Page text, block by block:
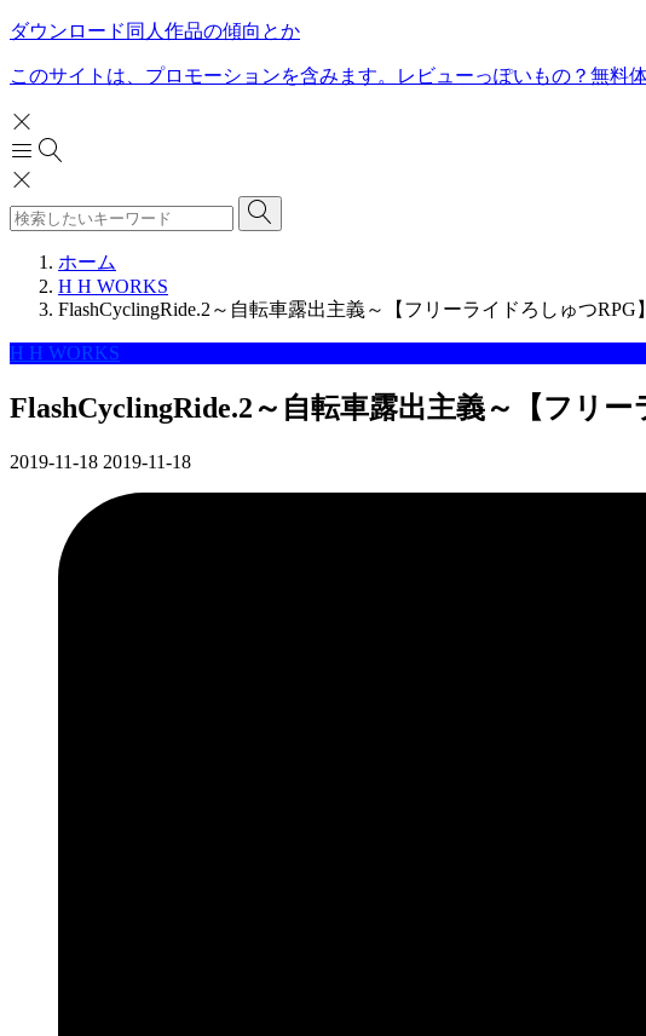
ダウンロード同人作品の傾向とか
このサイトは、プロモーションを含みます。レビューっぽいもの？無料
ホーム
H H WORKS
FlashCyclingRide.2～自転車露出主義～【フリーライドろしゅつRPG
H H WORKS
FlashCyclingRide.2～自転車露出主義～【フリ
2019-11-18 2019-11-18